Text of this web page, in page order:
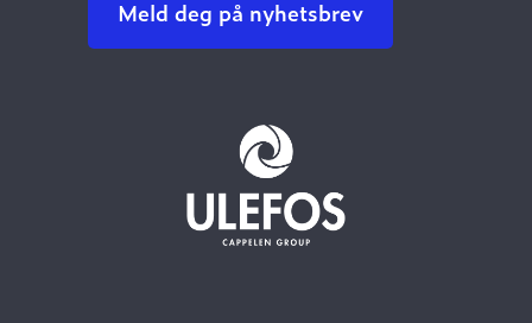
Meld deg på nyhetsbrev